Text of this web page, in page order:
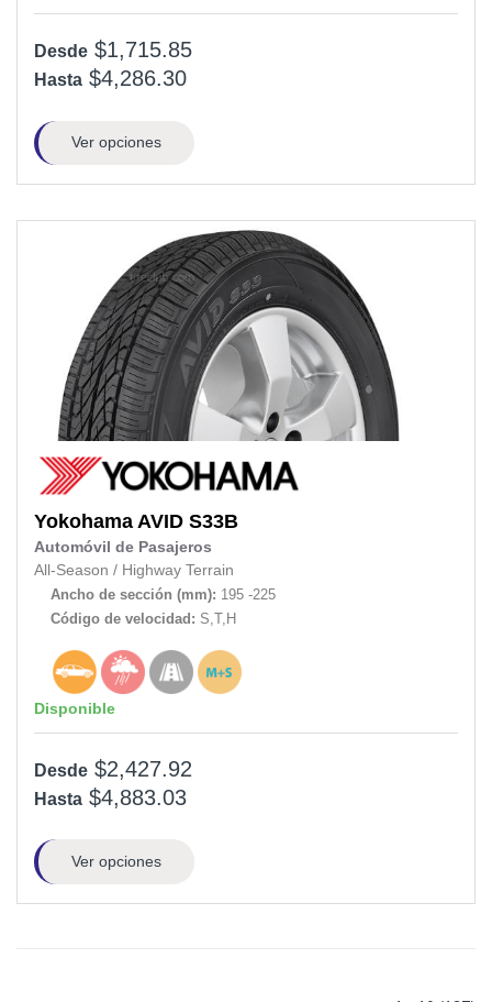
Desde $1,715.85
Hasta $4,286.30
Ver opciones
Yokohama AVID S33B
Automóvil de Pasajeros
All-Season / Highway Terrain
Ancho de sección (mm): 195 -225
Código de velocidad: S,T,H
Disponible
Desde $2,427.92
Hasta $4,883.03
Ver opciones